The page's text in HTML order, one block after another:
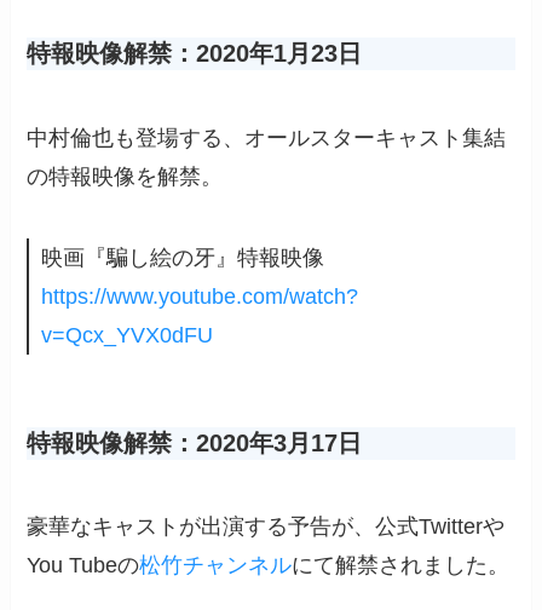
特報映像解禁：2020年1月23日
中村倫也も登場する、オールスターキャスト集結
の特報映像を解禁。
映画『騙し絵の牙』特報映像
https://www.youtube.com/watch?
v=Qcx_YVX0dFU
特報映像解禁：2020年3月17日
豪華なキャストが出演する予告が、公式Twitterや
You Tubeの松竹チャンネルにて解禁されました。